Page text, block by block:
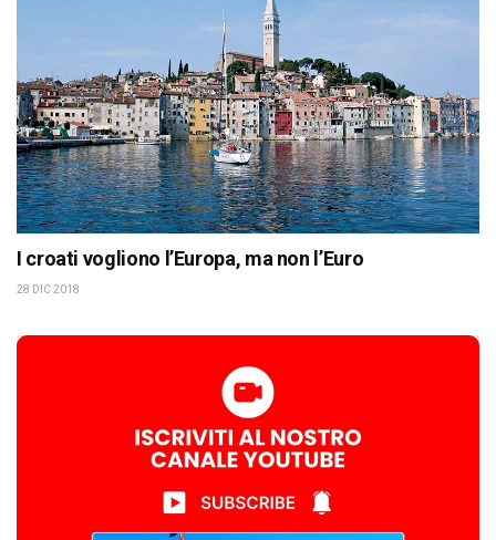
I croati vogliono l’Europa, ma non l’Euro
28 DIC 2018